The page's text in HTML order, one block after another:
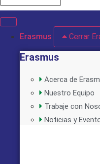
Erasmus Cerrar
Erasmus
Acerca de
Nuestro Equipo
Trabaje con
Noticias y